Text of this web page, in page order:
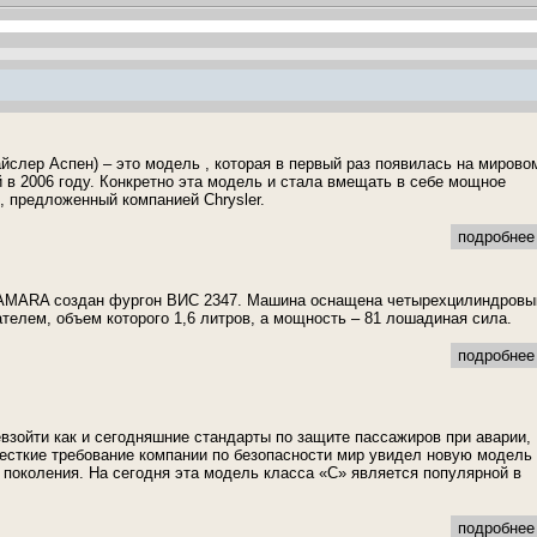
Аспен) – это модель , которая в первый раз появилась на
в 2006 году. Конкретно эта модель и стала вмещать в себе мощное
предложенный компанией Chrysler.
создан фургон ВИС 2347. Машина оснащена
объем которого 1,6 литров, а мощность – 81 лошадиная сила.
как и сегодняшние стандарты по защите пассажиров при аварии,
требование компании по безопасности мир увидел новую модель
поколения. На сегодня эта модель класса «С» является популярной в